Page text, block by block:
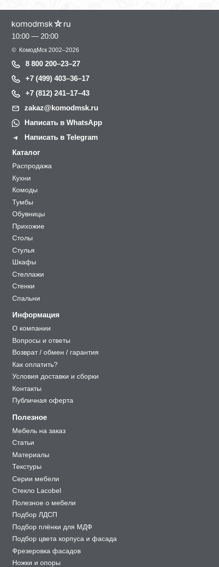
10:00 — 20:00
© КомодМск 2002–2026
8 800 200–23–27
+7 (499) 403–36–17
+7 (812) 241–17–43
zakaz@komodmsk.ru
Написать в WhatsApp
Написать в Telegram
Каталог
Распродажа
Кухни
Комоды
Тумбы
Обувницы
Прихожие
Столы
Стулья
Шкафы
Стеллажи
Стенки
Спальни
Информация
О компании
Вопросы и ответы
Возврат / обмен / гарантия
Как оплатить?
Условия доставки и сборки
Контакты
Публичная оферта
Полезное
Мебель на заказ
Статьи
Материалы
Текстуры
Серии мебели
Стекло Lacobel
Полезное о мебели
Подбор ЛДСП
Подбор плёнки для МДФ
Подбор цвета корпуса и фасада
Фрезеровка фасадов
Ножки и опоры